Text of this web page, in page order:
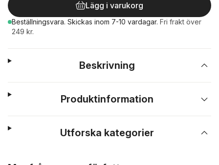
Lägg i varukorg
Beställningsvara. Skickas inom 7-10 vardagar. Fri frakt över
249 kr.
Beskrivning
Produktinformation
Utforska kategorier